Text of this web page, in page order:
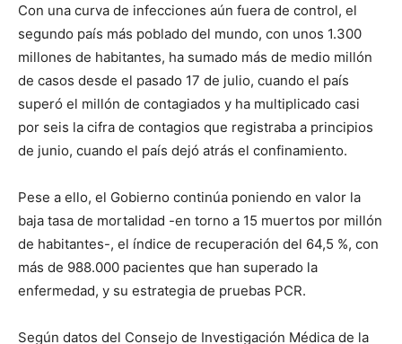
Con una curva de infecciones aún fuera de control, el
segundo país más poblado del mundo, con unos 1.300
millones de habitantes, ha sumado más de medio millón
de casos desde el pasado 17 de julio, cuando el país
superó el millón de contagiados y ha multiplicado casi
por seis la cifra de contagios que registraba a principios
de junio, cuando el país dejó atrás el confinamiento.
Pese a ello, el Gobierno continúa poniendo en valor la
baja tasa de mortalidad -en torno a 15 muertos por millón
de habitantes-, el índice de recuperación del 64,5 %, con
más de 988.000 pacientes que han superado la
enfermedad, y su estrategia de pruebas PCR.
Según datos del Consejo de Investigación Médica de la